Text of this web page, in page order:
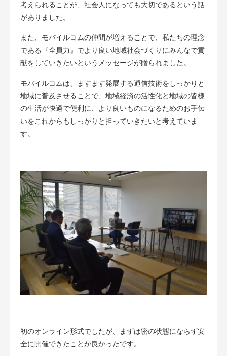
考えられることが、社会人になっても大切であるという話
がありました。
また、モバイルコムの仲間が増えることで、私たちの理念
である『全員力』でより良い地域社会づくりにみんなで貢
献をしていきたいというメッセージが贈られました。
モバイルコムは、ますます発展する通信技術をしっかりと
地域に普及させることで、地域経済の活性化と地域の皆様
の生活が快適で便利に、より良いものになるためのお手伝
いをこれからもしっかりと担っていきたいと考えていま
す。
初のオンライン形式でしたが、まずは密の状態にならず安
全に開催できたことが良かったです。